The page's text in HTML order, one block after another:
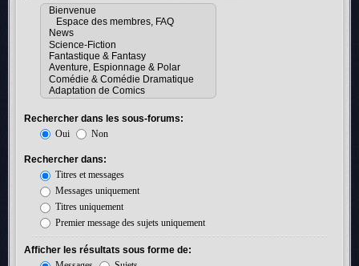
Rechercher dans les sous-forums:
Oui
Non
Rechercher dans:
Titres et messages
Messages uniquement
Titres uniquement
Premier message des sujets uniquement
Afficher les résultats sous forme de: